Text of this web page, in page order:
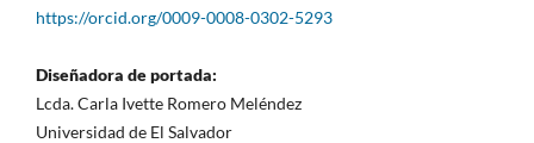
https://orcid.org/0009-0008-0302-5293
Diseñadora de portada:
Lcda. Carla Ivette Romero Meléndez
Universidad de El Salvador